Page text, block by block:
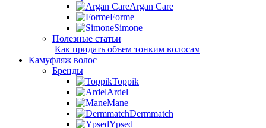
Argan Care
Forme
Simone
Полезные статьи
Как придать объем тонким волосам
Камуфляж волос
Бренды
Toppik
Ardel
Mane
Dermmatch
Ypsed